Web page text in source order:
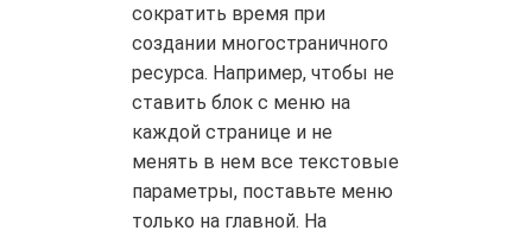
сократить время при
создании многостраничного
ресурса. Например, чтобы не
ставить блок с меню на
каждой странице и не
менять в нем все текстовые
параметры, поставьте меню
только на главной. На